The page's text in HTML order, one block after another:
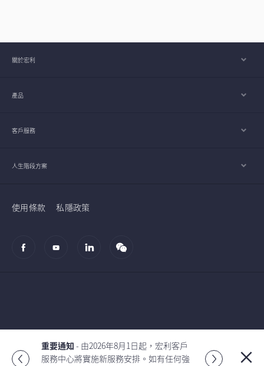
重要通知 - 由2026年8月1日起，宏利客戶
服務中心將實施新服務安排。如有任何強
關於宏利
產品
客戶服務
人生階段方案
使用條款 私隱政策
Global